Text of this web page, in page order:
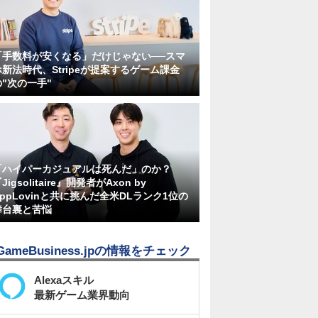
手数料が安くなる」だけじゃない──スマ
新法時代、Stripeが提案するゲーム課金
"次の一手"
ハイパーカジュアルは死んだ」のか？
Jigsolitaire』開発者がAxon by
と共に挑んだ全米DLランク1位の
台裏と苦悩
の情報をチェック
Alexaスキル
最新ゲーム業界動向